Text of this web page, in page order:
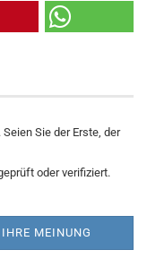
Sie der Erste, der
oder verifiziert.
IHRE MEINUNG